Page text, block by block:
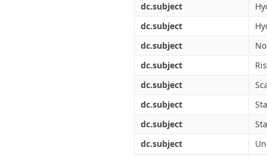
dc.subject
dc.subject
dc.subject
dc.subject
dc.subject
dc.subject
dc.subject
dc.subject